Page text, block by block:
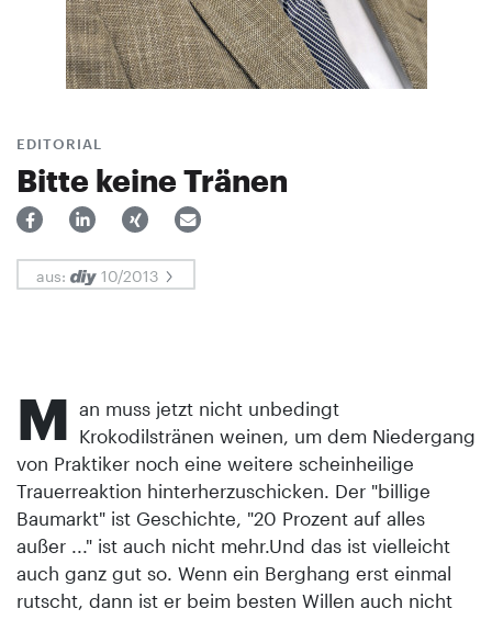
EDITORIAL
Bitte keine Tränen
aus: 10/2013
M an muss jetzt nicht unbedingt
Krokodilstränen weinen, um dem Niedergang
von Praktiker noch eine weitere scheinheilige
Trauerreaktion hinterherzuschicken. Der "billige
Baumarkt" ist Geschichte, "20 Prozent auf alles
außer ..." ist auch nicht mehr.Und das ist vielleicht
auch ganz gut so. Wenn ein Berghang erst einmal
rutscht, dann ist er beim besten Willen auch nicht